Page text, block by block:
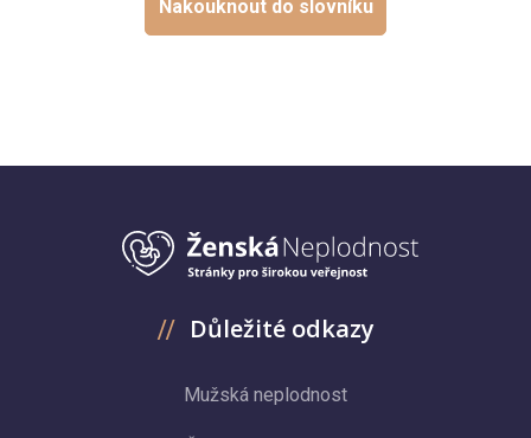
Nakouknout do slovníku
Důležité odkazy
Mužská neplodnost